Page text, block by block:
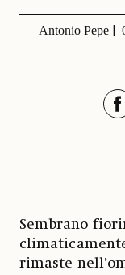
Antonio Pepe
Sembrano
rimaste